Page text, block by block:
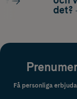
det?
Få personliga